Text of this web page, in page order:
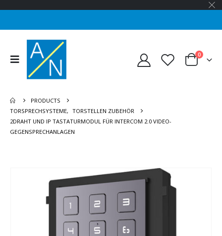
0
PRODUCTS
TORSPRECHSYSTEME, TORSTELLEN ZUBEHÖR
2DRAHT UND IP TASTATURMODUL FÜR INTERCOM 2.0 VIDEO-
GEGENSPRECHANLAGEN